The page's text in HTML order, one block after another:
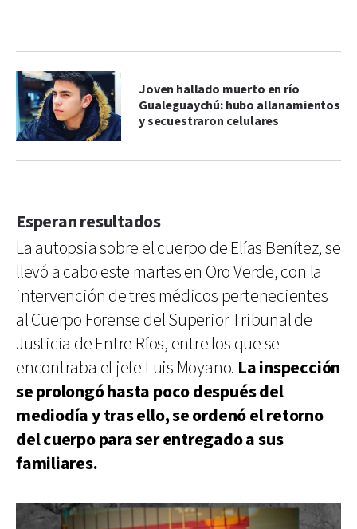
Joven hallado muerto en río
Gualeguaychú: hubo allanamientos
y secuestraron celulares
Esperan resultados
La autopsia sobre el cuerpo de Elías Benítez, se
llevó a cabo este martes en Oro Verde, con la
intervención de tres médicos pertenecientes
al Cuerpo Forense del Superior Tribunal de
Justicia de Entre Ríos, entre los que se
encontraba el jefe Luis Moyano. La inspección
se prolongó hasta poco después del
mediodía y tras ello, se ordenó el retorno
del cuerpo para ser entregado a sus
familiares.